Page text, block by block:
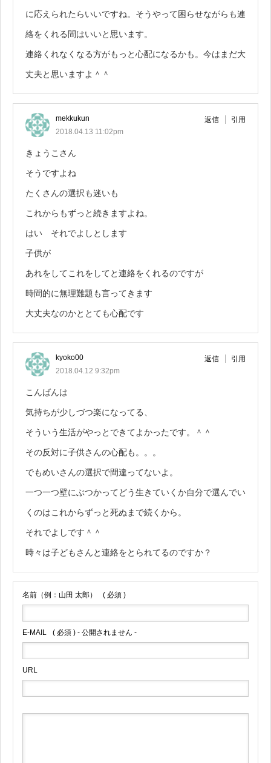
に応えられたらいいですね。そうやって困らせながらも連
絡をくれる間はいいと思います。
連絡くれなくなる方がもっと心配になるかも。今はまだ大
丈夫と思いますよ＾＾
mekkukun
2018.04.13 11:02pm
返信 引用
きょうこさん
そうですよね
たくさんの選択も迷いも
これからもずっと続きますよね。
はい それでよしとします
子供が
あれをしてこれをしてと連絡をくれるのですが
時間的に無理難題も言ってきます
大丈夫なのかととても心配です
kyoko00
2018.04.12 9:32pm
返信 引用
こんばんは
気持ちが少しづつ楽になってる、
そういう生活がやっとできてよかったです。＾＾
その反対に子供さんの心配も。。。
でもめいさんの選択で間違ってないよ。
一つ一つ壁にぶつかってどう生きていくか自分で選んでい
くのはこれからずっと死ぬまで続くから。
それでよしです＾＾
時々は子どもさんと連絡をとられてるのですか？
名前（例：山田 太郎） ( 必須 )
E-MAIL ( 必須 ) - 公開されません -
URL